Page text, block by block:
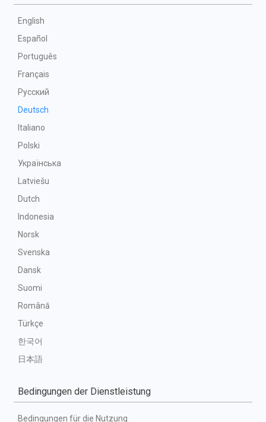
English
Español
Português
Français
Русский
Deutsch
Italiano
Polski
Українська
Latviešu
Dutch
Indonesia
Norsk
Svenska
Dansk
Suomi
Română
Türkçe
한국어
日本語
Bedingungen der Dienstleistung
Bedingungen für die Nutzung